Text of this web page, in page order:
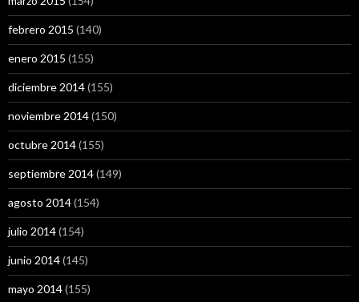
febrero 2015 (140)
enero 2015 (155)
diciembre 2014(155)
noviembre 2014(150)
octubre 2014(155)
septiembre 2014(149)
agosto 2014(154)
julio 2014(154)
junio 2014(145)
mayo 2014(155)